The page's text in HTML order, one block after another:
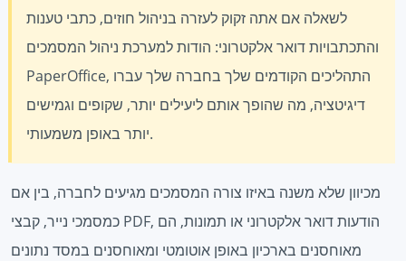
לשאלה אם אתה זקוק לעזרה בניהול חוזים, כתבי טענות
והתכתבויות דואר אלקטרוני: הודות למערכת ניהול המסמכים
PaperOffice, התהליכים הקודמים שלך בחברה שלך עברו
דיגיטציה, מה שהופך אותם ליעילים יותר, שקופים וגמישים
יותר באופן משמעותי.
מכיוון שלא משנה באיזו צורה המסמכים מגיעים לחברה, בין אם
כמסמכי נייר, קבצי PDF, הודעות דואר אלקטרוני או תמונות, הם
מאוחסנים בארכיון באופן אוטומטי ומאוחסנים במסד נתונים